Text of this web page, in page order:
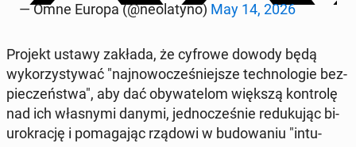
— Omne Europa (@ne­o­latyno) May 14, 2026
Projekt ustawy zakłada, że cyfrowe dowody będą
wyko­rzysty­wać "na­jnowocześniejsze tech­nolo­gie bez­
pieczeńst­wa", aby dać oby­wa­telom większą kon­trolę
nad ich włas­ny­mi danymi, jed­nocześnie re­duku­jąc bi­
urokrację i po­ma­ga­jąc rządowi w bu­dowa­niu "in­tu­